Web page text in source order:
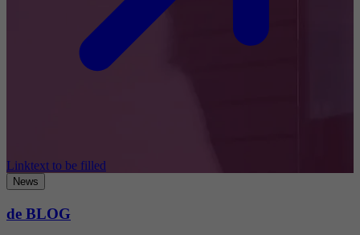
Linktext to be filled
News
de BLOG